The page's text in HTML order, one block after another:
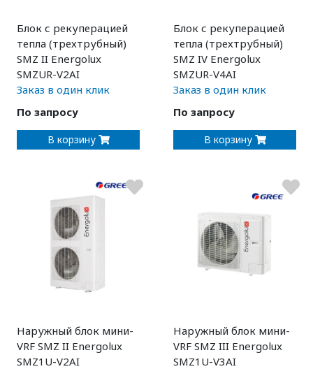
Блок с рекуперацией
тепла (трехтрубный)
SMZ II Energolux
SMZUR-V2AI
Заказ в один клик
По запросу
В корзину
Блок с рекуперацией
тепла (трехтрубный)
SMZ IV Energolux
SMZUR-V4AI
Заказ в один клик
По запросу
В корзину
Наружный блок мини-
VRF SMZ II Energolux
SMZ1U-V2AI
Наружный блок мини-
VRF SMZ III Energolux
SMZ1U-V3AI